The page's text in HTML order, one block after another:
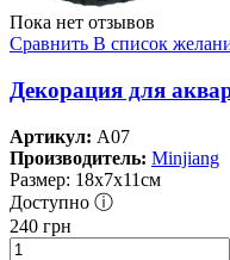
Пока нет отзывов
Сравнить В список
Декорация для
Артикул: A07
Производитель: Minjiang
Размер: 18х7х11см
Доступно ⓘ
240 грн